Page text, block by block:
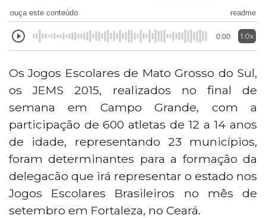
ouça este conteúdo readme
0:00 1.0x
Os Jogos Escolares de Mato Grosso do Sul,
os JEMS 2015, realizados no final de
semana em Campo Grande, com a
participação de 600 atletas de 12 a 14 anos
de idade, representando 23 municípios,
foram determinantes para a formação da
delegacão que irá representar o estado nos
Jogos Escolares Brasileiros no mês de
setembro em Fortaleza, no Ceará.